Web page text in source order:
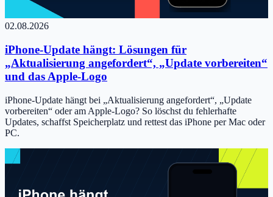
02.08.2026
iPhone-Update hängt: Lösungen für
„Aktualisierung angefordert“, „Update vorbereiten“
und das Apple-Logo
iPhone-Update hängt bei „Aktualisierung angefordert“, „Update
vorbereiten“ oder am Apple-Logo? So löschst du fehlerhafte
Updates, schaffst Speicherplatz und rettest das iPhone per Mac oder
PC.